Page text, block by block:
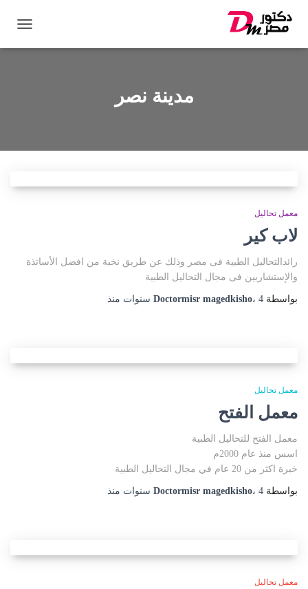
التنقل
مدينة نصر
معمل تحاليل
لاب كير
رائدالتحاليل الطبية فى مصر وذلك عن طريق نخبة من افضل الأساتذة
والإستشاريين فى مجال التحاليل الطبية
بواسطة Doctormisr magedkisho، 4 سنوات منذ
معمل تحاليل
معمل الفتح
معمل الفتح للتحاليل الطبية
اسس منذ عام 2000م
خبرة اكثر من 20 عام في مجال التحاليل الطبية
بواسطة Doctormisr magedkisho، 4 سنوات منذ
معمل تحاليل